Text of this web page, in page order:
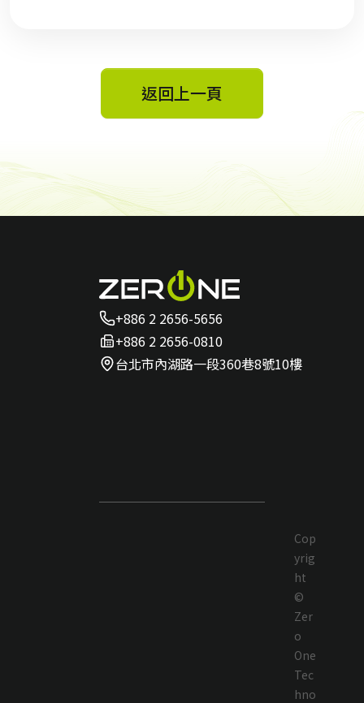
返回上一頁
+886 2 2656-5656
+886 2 2656-0810
台北市內湖路一段360巷8號10樓
Cop
yrig
ht
©
Zer
o
One
Tec
hno